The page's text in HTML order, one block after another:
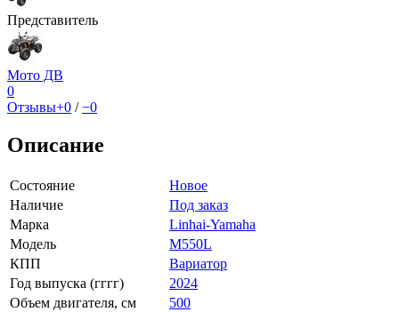
Представитель
Мото ДВ
0
Отзывы+0 /−0
Описание
Состояние
Новое
Наличие
Под заказ
Марка
Linhai-Yamaha
Модель
M550L
КПП
Вариатор
Год выпуска (гггг)
2024
Объем двигателя, см
500